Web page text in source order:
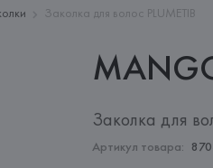
Заколка для волос PLUMETIB
Заколка для
Артикул товара: